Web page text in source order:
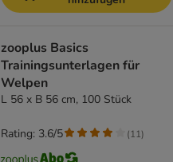
zooplus Basics
Trainingsunterlagen für
Welpen
L 56 x B 56 cm, 100 Stück
Rating: 3.6/5 (11)